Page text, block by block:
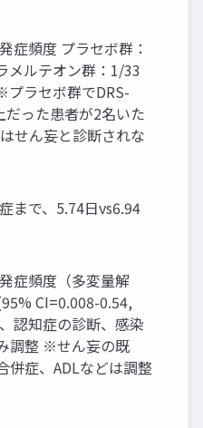
症頻度 プラセボ群：
メルテオン群：1/33
ラセボ群でDRS-
だった患者が2名いた
せん妄と診断されな
まで、5.74日vs6.94
症頻度（多変量解
CI=0.008-0.54,
認知症の診断、感染
調整 ※せん妄の既
併症、ADLなどは調整